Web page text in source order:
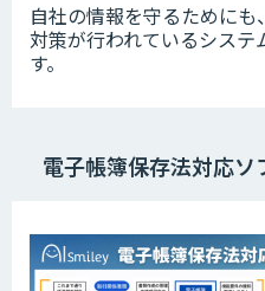
自社の情報を守るために
対策が行われているシス
す。
電子帳簿保存法対応